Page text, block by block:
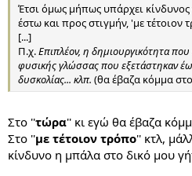
Έτσι όμως μήπως υπάρχει
έστω και προς στιγμήν, 'με τέτοιον
[...]
Π.χ.Επιπλέον, η δημιουργικότητα
φυσικής γλώσσας που εξετάστηκαν
δυσκολίας... κλπ. (θα έβαζα κόμμα
Στο ''τώρα'' κι εγώ θα έβαζα
Στο ''με τέτοιον τρόπο'' κτλ,
κίνδυνο η μπάλα στο δικό μου